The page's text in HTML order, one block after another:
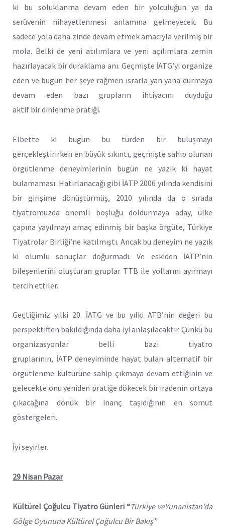
ki bu soluklanma devam eden bir yolculuğun ya da
serüvenin nihayetlenmesi anlamına gelmeyecek. Bu
sadece yola daha zinde devam etmek amacıyla verilmiş bir
mola. Belki de yeni atılımlara ve yeni açılımlara zemin
hazırlayacak bir duraklama anı. Geçmişte İATG’yi organize
eden ve bugün her şeye rağmen ısrarla yan yana durmaya
devam eden bazı grupların ihtiyacını duyduğu
aktif bir dinlenme pratiği.
Elbette ki bugün bu türden bir buluşmayı
gerçekleştirirken en büyük sıkıntı, geçmişte sahip olunan
örgütlenme deneyimlerinin bugün ne yazık ki hayat
bulamaması. Hatırlanacağı gibi İATP 2006 yılında kendisini
bir girişime dönüştürmüş, 2010 yılında da o sırada
tiyatromuzda önemli boşluğu doldurmaya aday, ülke
çapına yayılmayı amaç edinmiş bir başka örgüte, Türkiye
Tiyatrolar Birliği’ne katılmıştı. Ancak bu deneyim ne yazık
ki olumlu sonuçlar doğurmadı. Ve eskiden İATP’nin
bileşenlerini oluşturan gruplar TTB ile yollarını ayırmayı
tercih ettiler.
Geçtiğimiz yılki 20. İATG ve bu yılki ATB’nin değeri bu
perspektiften bakıldığında daha iyi anlaşılacaktır. Çünkü bu
organizasyonlar belli bazı tiyatro
gruplarının, İATP deneyiminde hayat bulan alternatif bir
örgütlenme kültürüne sahip çıkmaya devam ettiğinin ve
gelecekte onu yeniden pratiğe dökecek bir iradenin ortaya
çıkacağına dönük bir inanç taşıdığının en somut
göstergeleri.
İyi seyirler.
29 Nisan Pazar
Kültürel Çoğulcu Tiyatro Günleri“Türkiye veYunanistan’da
Gölge Oyununa Kültürel Çoğulcu Bir Bakış”